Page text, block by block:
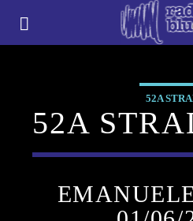
52A
52A